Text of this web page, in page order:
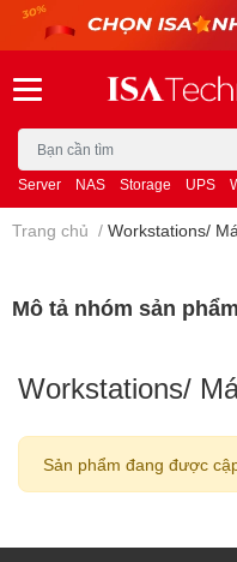
Server NAS Storage UPS
Trang chủ / Workstations/
Mô tả nhóm sản phẩm
Workstations/
Sản phẩm đang được